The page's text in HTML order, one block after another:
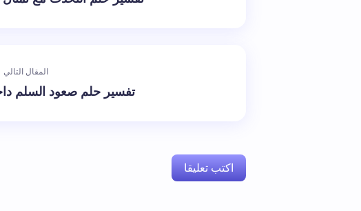
المقال التالي
تفسير حلم صعود السلم
اكتب تعليقا